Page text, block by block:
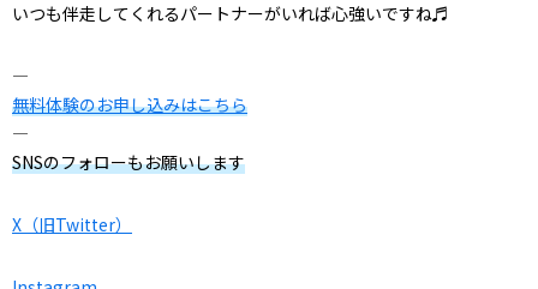
いつも伴走してくれるパートナーがいれば心強いですね♬
—
無料体験のお申し込みはこちら
—
SNSのフォローもお願いします
X（旧Twitter）